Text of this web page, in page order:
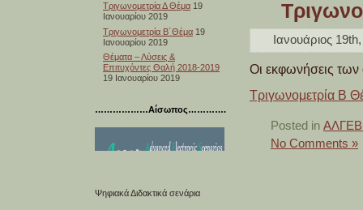
Τριγωνομετρία Δ Θέμα 19
Ιανουαρίου 2019
Τριγωνομετρία Β΄Θέμα 19
Ιανουαρίου 2019
Θέματα – Λύσεις &
Επιτυχόντες Θαλή 2018-2019
19 Ιανουαρίου 2019
………………Αίσωπος………….
Ψηφιακά Διδακτικά σενάρια
Ιανουάριος
Οι εκφωνήσεις
Τριγωνομετρία Β
Posted in
No Comments »